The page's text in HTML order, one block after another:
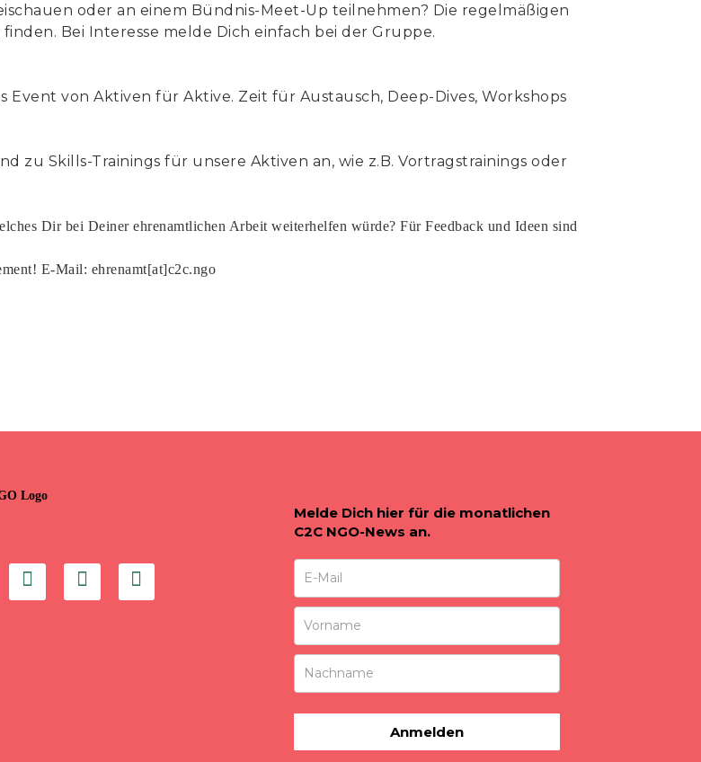
oder an einem Bündnis-Meet-Up teilnehmen? Die regelmäßigen
Bei Interesse melde Dich einfach bei der Gruppe.
Event von Aktiven für Aktive. Zeit für Austausch, Deep-Dives, Workshops
zu Skills-Trainings für unsere Aktiven an, wie z.B. Vortragstrainings oder
Dir bei Deiner ehrenamtlichen Arbeit weiterhelfen würde? Für Feedback und Ideen sind
E-Mail: ehrenamt[at]c2c.ngo
Melde Dich hier für die monatlichen
C2C NGO-News an.
Anmelden